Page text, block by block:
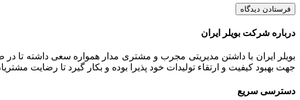
فرستادن دیدگاه
درباره شرکت بویلر ایران
بویلر ایران با داشتن مدیریتی مجرب و مشتری مدار همواره سعی داشته تا
جهت بهبود کیفیت و ارتقاء تولیدات خود پذیرا بوده و بکار گیرد تا رضایت
دسترسی سریع